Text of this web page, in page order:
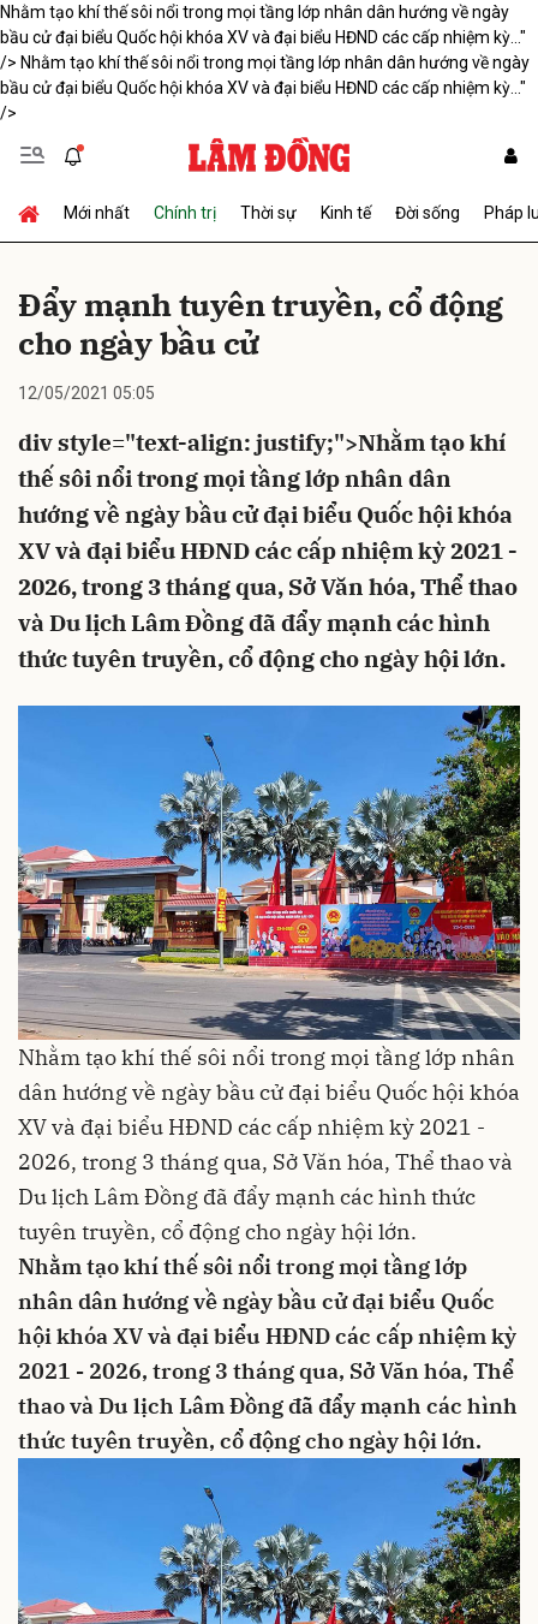
Nhằm tạo khí thế sôi nổi trong mọi tầng lớp nhân dân hướng về ngày
bầu cử đại biểu Quốc hội khóa XV và đại biểu HĐND các cấp nhiệm kỳ..."
/> Nhằm tạo khí thế sôi nổi trong mọi tầng lớp nhân dân hướng về ngày
bầu cử đại biểu Quốc hội khóa XV và đại biểu HĐND các cấp nhiệm kỳ..."
/>
Mới nhất Chính trị Thời sự Kinh tế Đời sống Pháp
Đẩy mạnh tuyên truyền, cổ động
cho ngày bầu cử
12/05/2021 05:05
div style="text-align: justify;">Nhằm tạo khí
thế sôi nổi trong mọi tầng lớp nhân dân
hướng về ngày bầu cử đại biểu Quốc hội khóa
XV và đại biểu HĐND các cấp nhiệm kỳ 2021 -
2026, trong 3 tháng qua, Sở Văn hóa, Thể thao
và Du lịch Lâm Đồng đã đẩy mạnh các hình
thức tuyên truyền, cổ động cho ngày hội lớn.
Nhằm tạo khí thế sôi nổi trong mọi tầng lớp nhân
dân hướng về ngày bầu cử đại biểu Quốc hội khóa
XV và đại biểu HĐND các cấp nhiệm kỳ 2021 -
2026, trong 3 tháng qua, Sở Văn hóa, Thể thao và
Du lịch Lâm Đồng đã đẩy mạnh các hình thức
tuyên truyền, cổ động cho ngày hội lớn.
Nhằm tạo khí thế sôi nổi trong mọi tầng lớp
nhân dân hướng về ngày bầu cử đại biểu Quốc
hội khóa XV và đại biểu HĐND các cấp nhiệm kỳ
2021 - 2026, trong 3 tháng qua, Sở Văn hóa, Thể
thao và Du lịch Lâm Đồng đã đẩy mạnh các hình
thức tuyên truyền, cổ động cho ngày hội lớn.
Gửi bình luận